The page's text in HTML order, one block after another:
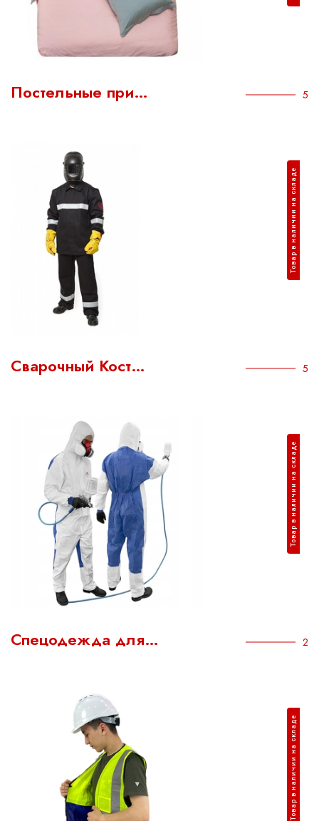
Постельные при… 5
Товар в наличии на складе
Сварочный Кост… 5
Товар в наличии на складе
Спецодежда для… 2
Товар в наличии на складе